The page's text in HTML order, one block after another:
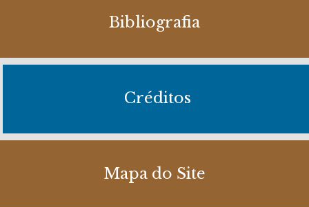
Bibliografia
Créditos
Mapa do Site